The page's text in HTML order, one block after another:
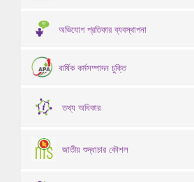
অভিযোগ প্রতিকার ব্যবস্থাপনা
বার্ষিক কর্মসম্পাদন চুক্তি
তথ্য অধিকার
জাতীয় শুদ্ধাচার কৌশল